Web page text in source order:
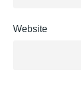
Website